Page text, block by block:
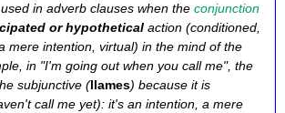
in adverb clauses when theconjunction
or hypothetical action (conditioned,
mere intention, virtual) in the mind of the
in "I'm going out when you call me", the
subjunctive (llames) because it is
call me yet): it's an intention, a mere